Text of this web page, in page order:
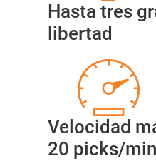
Hasta tres
libertad
Velocidad
20 picks/min